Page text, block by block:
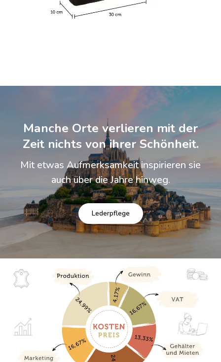
Manche Orte verlieren mit der
Zeit nichts von ihrer Schönheit.
Mit etwas Aufmerksamkeit inspirieren sie
auch über die Jahre hinweg.
Lederpflege